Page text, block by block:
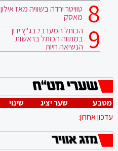
טוויטר ירדה בשוויה מאז אילון
מאסק
הכותל המערבי: בג"ץ ידון
במתווה הכותל בראשות
הנשיאה חיות
מטבע שער יציג
שינוי
עדכון אחרון: